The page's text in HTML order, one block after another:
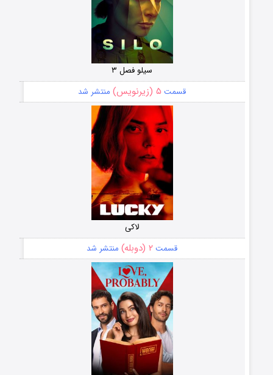
سیلو فصل ۳
قسمت ۵ (زیرنویس) منتشر شد
لاکی
قسمت ۲ (دوبله) منتشر شد